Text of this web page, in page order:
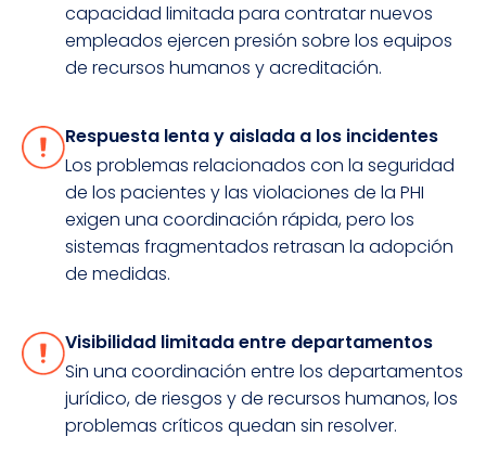
capacidad limitada para contratar nuevos
empleados ejercen presión sobre los equipos
de recursos humanos y acreditación.
Respuesta lenta y aislada a los incidentes
Los problemas relacionados con la seguridad
de los pacientes y las violaciones de la PHI
exigen una coordinación rápida, pero los
sistemas fragmentados retrasan la adopción
de medidas.
Visibilidad limitada entre departamentos
Sin una coordinación entre los departamentos
jurídico, de riesgos y de recursos humanos, los
problemas críticos quedan sin resolver.